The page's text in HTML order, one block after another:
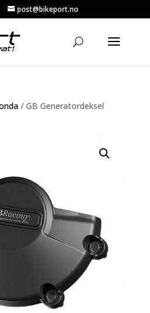
post@bikeport.no
/ GB Generatordeksel